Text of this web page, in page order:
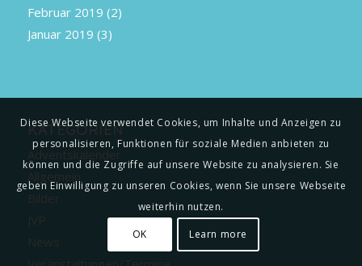
Februar 2019 (2)
Januar 2019 (3)
KATEGORIEN
Adventskalender
Allgemein
Bilder
JVP
News
Diese Webseite verwendet Cookies, um Inhalte und Anzeigen zu
personalisieren, Funktionen für soziale Medien anbieten zu
können und die Zugriffe auf unsere Website zu analysieren. Sie
geben Einwilligung zu unseren Cookies, wenn Sie unsere Webseite
weiterhin nutzen.
OK Learn more